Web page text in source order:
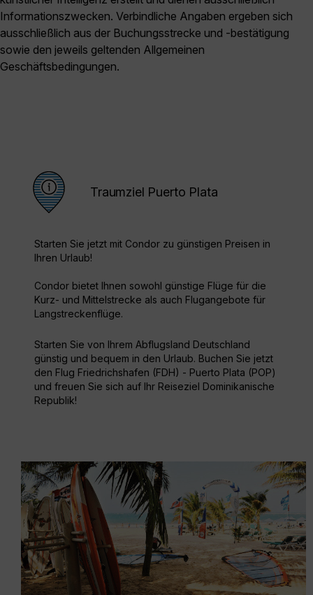
Informationszwecken. Verbindliche Angaben ergeben sich
ausschließlich aus der Buchungsstrecke und -bestätigung
sowie den jeweils geltenden Allgemeinen
Geschäftsbedingungen.
Traumziel Puerto Plata
Starten Sie jetzt mit Condor zu günstigen Preisen in
Ihren Urlaub!
Condor bietet Ihnen sowohl günstige Flüge für die
Kurz- und Mittelstrecke als auch Flugangebote für
Langstreckenflüge.
Starten Sie von Ihrem Abflugsland Deutschland
günstig und bequem in den Urlaub. Buchen Sie jetzt
den Flug Friedrichshafen (FDH) - Puerto Plata (POP)
und freuen Sie sich auf Ihr Reiseziel Dominikanische
Republik!